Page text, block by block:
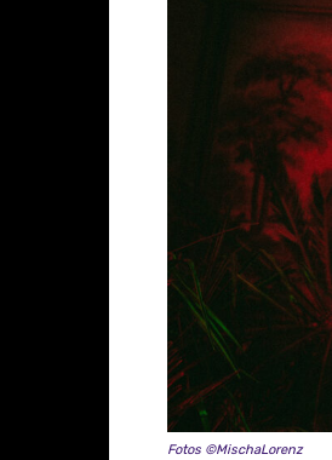
V
d
e
o
)Fotos ©MischaLorenz